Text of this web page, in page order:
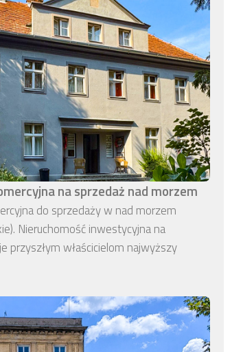
na sprzedaż nad morzem
do sprzedaży w nad morzem
Nieruchomość inwestycyjna na
przyszłym właścicielom najwyższy